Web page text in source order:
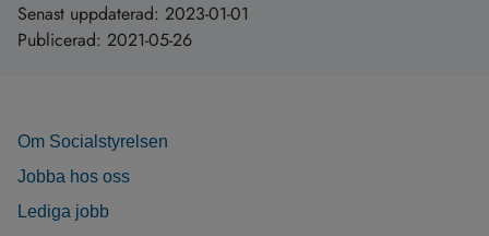
Senast uppdaterad: 2023-01-01
Publicerad: 2021-05-26
Om Socialstyrelsen
Jobba hos oss
Lediga jobb